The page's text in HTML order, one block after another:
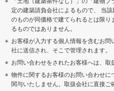
定の建築請負会社によるもので、 当
のものが同価格で建てられるとは限
るものではありません。
お客様が入力する個人情報を含むお
社に送信され、そこで管理されます。
お問い合わせをされたお客様へは、取
物件に関するお客様のお問い合わせ
関与いたしません。取扱会社に直接ご